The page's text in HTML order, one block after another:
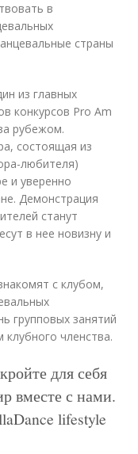
в
страны
из главных
конкурсов Pro Am
рубежом.
состоящая из
любителя)
и уверенно
Демонстрация
станут
в нее новизну и
с клубом,
групповых занятий
членства.
для себя
вместе с нами.
lifestyle